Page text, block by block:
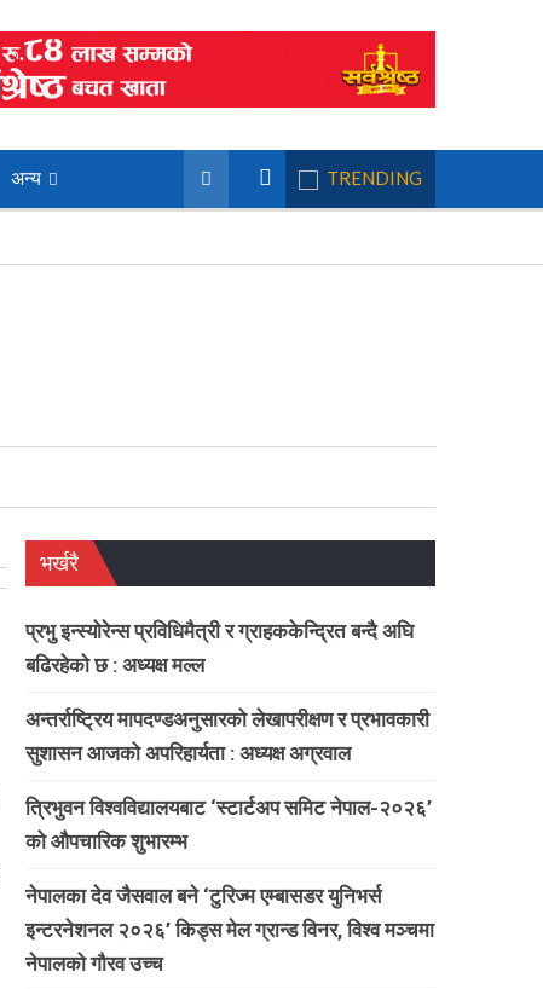
अन्य TRENDING
भर्खरै
प्रभु इन्स्योरेन्स प्रविधिमैत्री र ग्राहककेन्द्रित बन्दै अघि
बढिरहेको छ : अध्यक्ष मल्ल
अन्तर्राष्ट्रिय मापदण्डअनुसारको लेखापरीक्षण र प्रभावकारी
सुशासन आजको अपरिहार्यता : अध्यक्ष अग्रवाल
त्रिभुवन विश्वविद्यालयबाट ‘स्टार्टअप समिट नेपाल-२०२६’
को औपचारिक शुभारम्भ
नेपालका देव जैसवाल बने ‘टुरिज्म एम्बासडर युनिभर्स
इन्टरनेशनल २०२६’ किड्स मेल ग्रान्ड विनर, विश्व मञ्चमा
नेपालको गौरव उच्च